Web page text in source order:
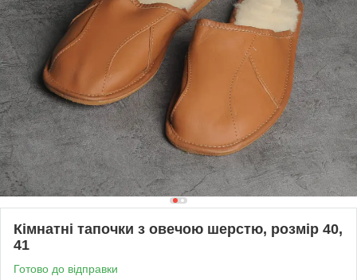
Кімнатні тапочки з овечою шерстю, розмір 40,
41
Готово до відправки